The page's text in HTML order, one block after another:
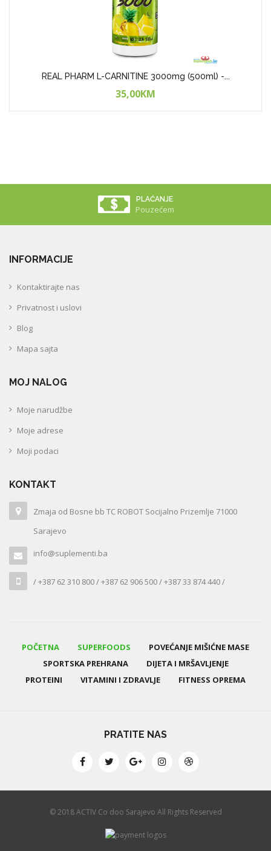
REAL PHARM L-CARNITINE 3000mg (500ml) -...
35,00KM
PLAĆANJE
Pouzećem
INFORMACIJE
Kontaktirajte nas
Privatnost i uslovi
Blog
Mapa sajta
MOJ NALOG
Moje narudžbe
Moje adrese
Moji podaci
KONTAKT
Zmaja od Bosne bb TC ROBOT Socijalno Prizemlje 71000
Sarajevo
info@suplementi.ba
/ +387 62 310 800 / +387 62 906 500 / +387 33 874 440 /
POČETNA SUPERFOODS
POVEĆANJE MIŠIĆNE MASE
SPORTSKA PREHRANA
DIJETA I MRŠAVLJENJE
PROTEINI
VITAMINI I ZDRAVLJE FITNESS OPREMA
PRATITE NAS
© 2018 ACTIV Co doo Sarajevo All Rights Reserved